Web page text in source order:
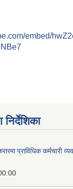
embed/
प्राविधिक कर्मचारी